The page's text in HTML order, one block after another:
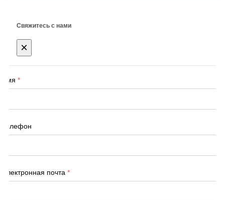
Свяжитесь с нами
×
Имя *
Телефон
Электронная почта *